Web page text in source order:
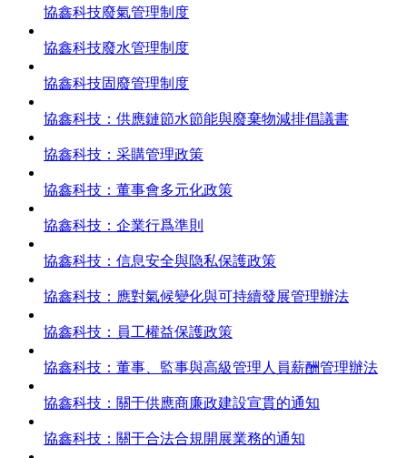
協鑫科技廢氣管理制度
協鑫科技廢水管理制度
協鑫科技固廢管理制度
協鑫科技：供應鏈節水節能與廢棄物減排倡議書
協鑫科技：采購管理政策
協鑫科技：董事會多元化政策
協鑫科技：企業行爲準則
協鑫科技：信息安全與隐私保護政策
協鑫科技：應對氣候變化與可持續發展管理辦法
協鑫科技：員工權益保護政策
協鑫科技：董事、監事與高級管理人員薪酬管理辦法
協鑫科技：關于供應商廉政建設宣貫的通知
協鑫科技：關于合法合規開展業務的通知